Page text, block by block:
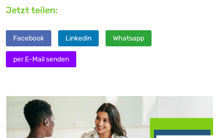
Jetzt teilen:
Facebook Linkedin Whatsapp
per E-Mail senden